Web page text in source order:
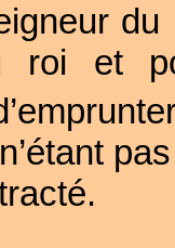
du
roi et